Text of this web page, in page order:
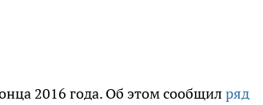
2016 года. Об этом сообщил ряд